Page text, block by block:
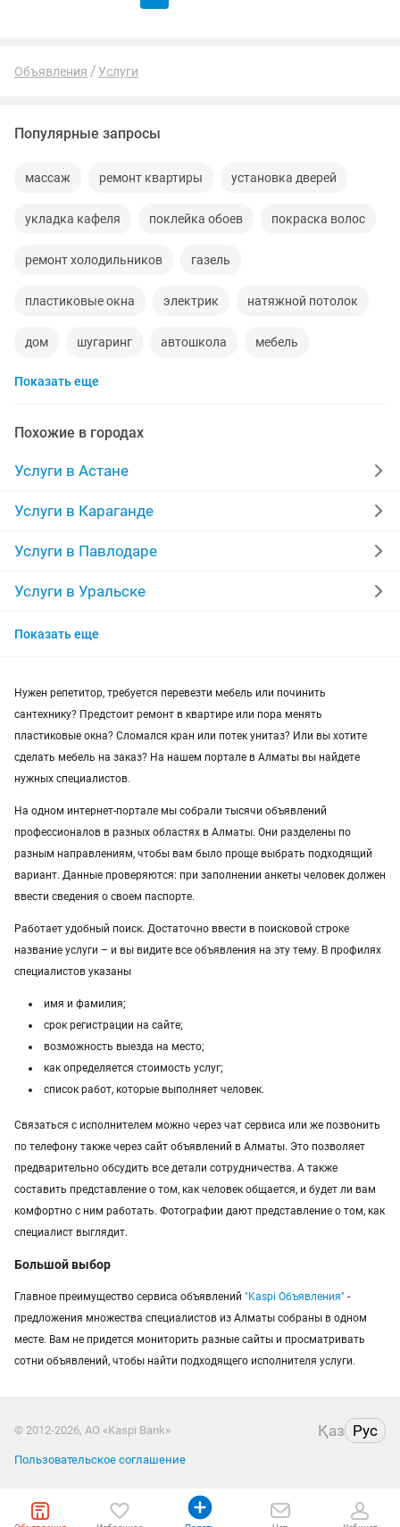
Объявления Услуги
Популярные запросы
массаж ремонт квартиры установка дверей
укладка кафеля поклейка обоев покраска волос
ремонт холодильников газель
пластиковые окна электрик натяжной потолок
дом шугаринг автошкола мебель
ремонт телевизоров
мебель на заказ
уколы на дому вывоз мусора
москитные сетки ремонт окон
ремонт стиральных машин
грузоперевозки газель
ремонт заправка картриджей
Показать еще
Похожие в городах
Услуги в Астане
Услуги в Караганде
Услуги в Павлодаре
Услуги в Уральске
Услуги в Петропавловске
Показать еще
Нужен репетитор, требуется перевезти мебель или починить
сантехнику? Предстоит ремонт в квартире или пора менять
пластиковые окна? Сломался кран или потек унитаз? Или вы хотите
сделать мебель на заказ? На нашем портале в Алматы вы найдете
нужных специалистов.
На одном интернет-портале мы собрали тысячи объявлений
профессионалов в разных областях в Алматы. Они разделены по
разным направлениям, чтобы вам было проще выбрать подходящий
вариант. Данные проверяются: при заполнении анкеты человек должен
ввести сведения о своем паспорте.
Работает удобный поиск. Достаточно ввести в поисковой строке
название услуги – и вы видите все объявления на эту тему. В профилях
специалистов указаны
имя и фамилия;
срок регистрации на сайте;
возможность выезда на место;
как определяется стоимость услуг;
список работ, которые выполняет человек.
Связаться с исполнителем можно через чат сервиса или же позвонить
по телефону также через сайт объявлений в Алматы. Это позволяет
предварительно обсудить все детали сотрудничества. А также
составить представление о том, как человек общается, и будет ли вам
комфортно с ним работать. Фотографии дают представление о том, как
специалист выглядит.
Большой выбор
Главное преимущество сервиса объявлений "Kaspi Объявления" -
предложения множества специалистов из Алматы собраны в одном
месте. Вам не придется мониторить разные сайты и просматривать
сотни объявлений, чтобы найти подходящего исполнителя услуги.
© 2012-2026, АО «Kaspi Bank» Қаз Рус
Пользовательское соглашение